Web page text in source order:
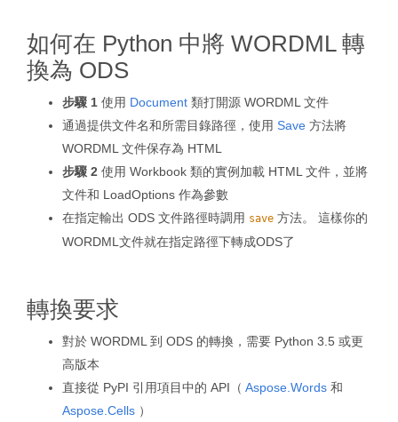
如何在 Python 中將 WORDML 轉
換為 ODS
步驟 1 使用 Document 類打開源 WORDML 文件
通過提供文件名和所需目錄路徑，使用 Save 方法將
WORDML 文件保存為 HTML
步驟 2 使用 Workbook 類的實例加載 HTML 文件，並將
文件和 LoadOptions 作為參數
在指定輸出 ODS 文件路徑時調用 save 方法。 這樣你的
WORDML文件就在指定路徑下轉成ODS了
轉換要求
對於 WORDML 到 ODS 的轉換，需要 Python 3.5 或更
高版本
直接從 PyPI 引用項目中的 API（ Aspose.Words 和
Aspose.Cells ）